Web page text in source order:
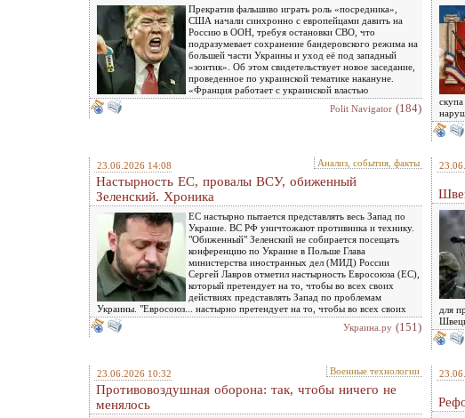
Прекратив фальшиво играть роль «посредника»,
США начали синхронно с европейцами давить на
Россию в ООН, требуя остановки СВО, что
подразумевает сохранение бандеровского режима на
большей части Украины и уход её под западный
«зонтик». Об этом свидетельствует новое заседание,
проведенное по украинской тематике накануне.
«Франция работает с украинской властью
Polit Navigator (184)
23.06.2026 14:08 Анализ, события, факты
Настырность ЕС, провалы ВСУ, обиженный
Зеленский. Хроника
ЕС настырно пытается представлять весь Запад по
Украине. ВС РФ уничтожают противника и технику.
"Обиженный" Зеленский не собирается посещать
конференцию по Украине в Польше Глава
министерства иностранных дел (МИД) России
Сергей Лавров отметил настырность Евросоюза (ЕС),
который претендует на то, чтобы во всех своих
действиях представлять Запад по проблемам
Украины. "Евросоюз... настырно претендует на то, чтобы во всех своих
Украина.ру (151)
для
23.06.2026 10:32 Военные технологии
Противовоздушная оборона: так, чтобы ничего не
менялось